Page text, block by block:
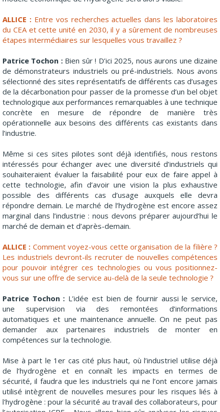
ALLICE : Entre vos recherches actuelles dans les laboratoires
du CEA et cette unité en 2030, il y a sûrement de nombreuses
étapes intermédiaires sur lesquelles vous travaillez ?
Patrice Tochon :Bien sûr ! D’ici 2025, nous aurons une dizaine
de démonstrateurs industriels ou pré-industriels. Nous avons
sélectionné des sites représentatifs de différents cas d’usages
de la décarbonation pour passer de la promesse d’un bel objet
technologique aux performances remarquables à une technique
concrète en mesure de répondre de manière très
opérationnelle aux besoins des différents cas existants dans
l’industrie.
Même si ces sites pilotes sont déjà identifiés, nous restons
intéressés pour échanger avec une diversité d’industriels qui
souhaiteraient évaluer la faisabilité pour eux de faire appel à
cette technologie, afin d’avoir une vision la plus exhaustive
possible des différents cas d’usage auxquels elle devra
répondre demain. Le marché de l’hydrogène est encore assez
marginal dans l’industrie : nous devons préparer aujourd’hui le
marché de demain et d’après-demain.
ALLICE : Comment voyez-vous cette organisation de la filière ?
Les industriels devront-ils recruter de nouvelles compétences
pour pouvoir intégrer ces technologies ou vous positionnez-
vous sur une offre de service au-delà de la seule technologie ?
Patrice Tochon : L’idée est bien de fournir aussi le service,
une supervision via des remontées d’informations
automatiques et une maintenance annuelle. On ne peut pas
demander aux partenaires industriels de monter en
compétences sur la technologie.
Mise à part le 1er cas cité plus haut, où l’industriel utilise déjà
de l’hydrogène et en connaît les impacts en termes de
sécurité, il faudra que les industriels qui ne l’ont encore jamais
utilisé intègrent de nouvelles mesures pour les risques liés à
l'hydrogène : pour la sécurité au travail des collaborateurs, pour